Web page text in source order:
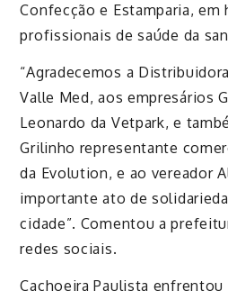
Confecção e Estamparia, em
profissionais de saúde da
“Agradecemos a
Valle Med, aos empresários
Leonardo da Vetpark, e
Grilinho representante
da Evolution, e ao vereador
importante ato de
cidade”. Comentou a
redes sociais.
Cachoeira Paulista enfrentou